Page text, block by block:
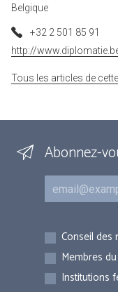
Belgique
+32 2 501 85 91
http://
Tous les articles de
Abonnez-
Courriel
Inscriptions
Conseil des
Membres
Institutions